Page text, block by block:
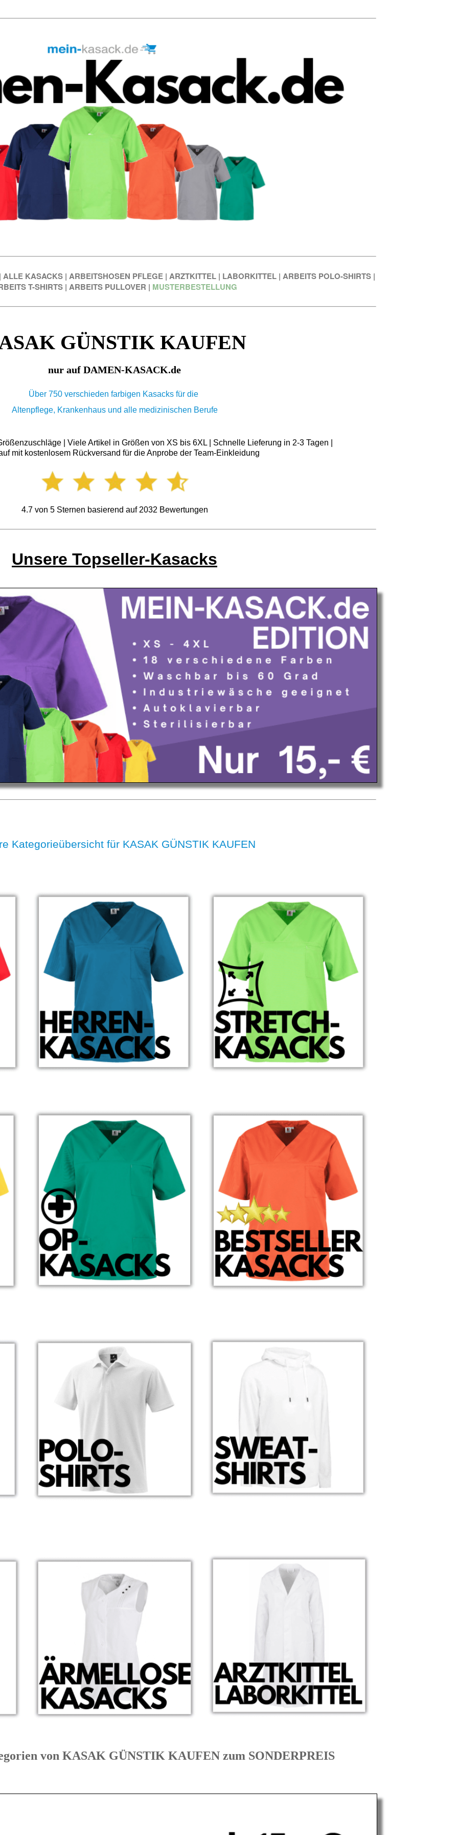
ALLE KASACKS | ARBEITSHOSEN PFLEGE | ARZTKITTEL | LABORKITTEL | ARBEITS POLO-SHIRTS |
T-SHIRTS | ARBEITS PULLOVER | MUSTERBESTELLUNG
GÜNSTIK KAUFEN
nur auf DAMEN-KASACK.de
Über 750 verschieden farbigen Kasacks für die
Altenpflege, Krankenhaus und alle medizinischen Berufe
| Viele Artikel in Größen von XS bis 6XL | Schnelle Lieferung in 2-3 Tagen |
mit kostenlosem Rückversand für die Anprobe der Team-Einkleidung
4.7von 5Sternen basierend auf 2032 Bewertungen
Unsere Topseller-Kasacks
Kategorieübersicht für KASAK GÜNSTIK KAUFEN
von KASAK GÜNSTIK KAUFEN zum SONDERPREIS